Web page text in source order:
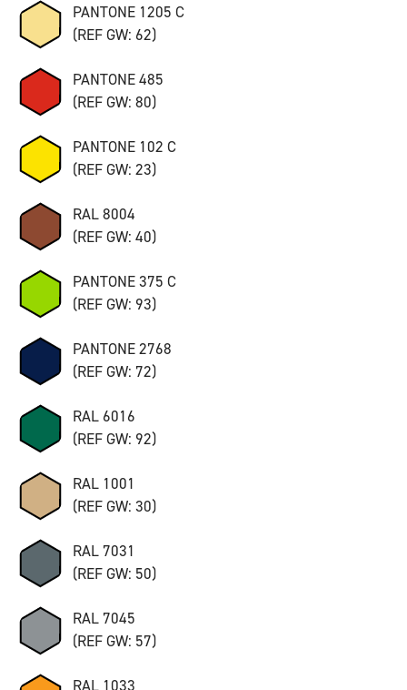
PANTONE 1205 C
(REF GW: 62)
PANTONE 485
(REF GW: 80)
PANTONE 102 C
(REF GW: 23)
RAL 8004
(REF GW: 40)
PANTONE 375 C
(REF GW: 93)
PANTONE 2768
(REF GW: 72)
RAL 6016
(REF GW: 92)
RAL 1001
(REF GW: 30)
RAL 7031
(REF GW: 50)
RAL 7045
(REF GW: 57)
RAL 1033